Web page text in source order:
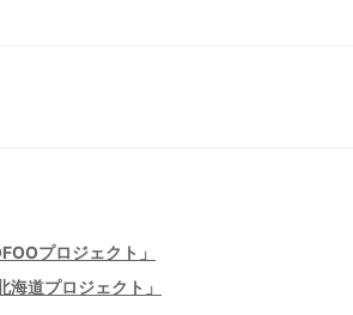
プロジェクト」
道プロジェクト」